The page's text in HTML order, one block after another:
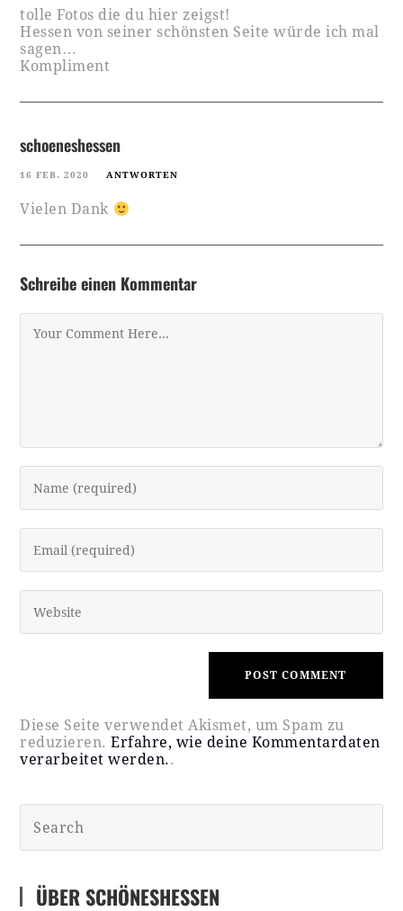
tolle Fotos die du hier zeigst!
Hessen von seiner schönsten Seite würde ich mal
sagen…
Kompliment
schoeneshessen
16 FEB. 2020 ANTWORTEN
Vielen Dank
Schreibe einen Kommentar
Diese Seite verwendet Akismet, um Spam zu
reduzieren.Erfahre, wie deine Kommentardaten
verarbeitet werden..
ÜBER SCHÖNESHESSEN